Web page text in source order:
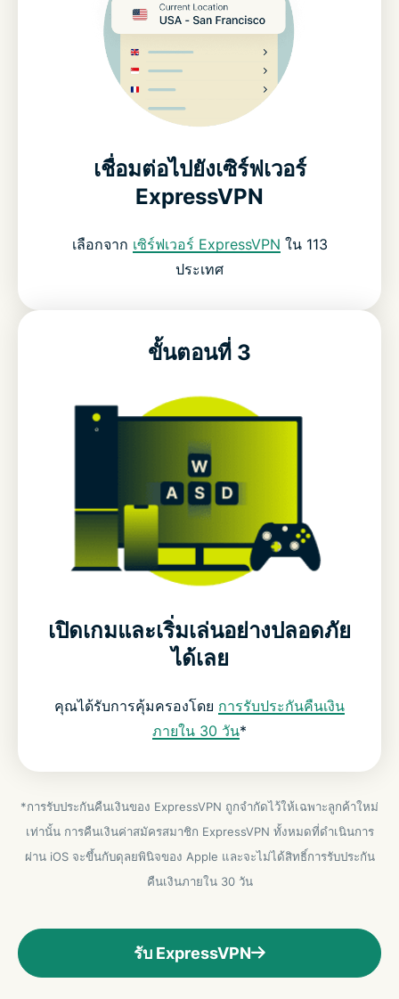
เชื่อมต่อไปยังเซิร์ฟเวอร์
ExpressVPN
เลือกจาก เซิร์ฟเวอร์ ExpressVPN ใน 113
ประเทศ
ขั้นตอนที่ 3
เปิดเกมและเริ่มเล่นอย่างปลอดภัย
ได้เลย
คุณได้รับการคุ้มครองโดย การรับประกันคืนเงิน
ภายใน 30 วัน*
*การรับประกันคืนเงินของ ExpressVPN ถูกจำกัดไว้ให้เฉพาะลูกค้าใหม่
เท่านั้น การคืนเงินค่าสมัครสมาชิก ExpressVPN ทั้งหมดที่ดำเนินการ
ผ่าน iOS จะขึ้นกับดุลยพินิจของ Apple และจะไม่ได้สิทธิ์การรับประกัน
คืนเงินภายใน 30 วัน
รับ ExpressVPN